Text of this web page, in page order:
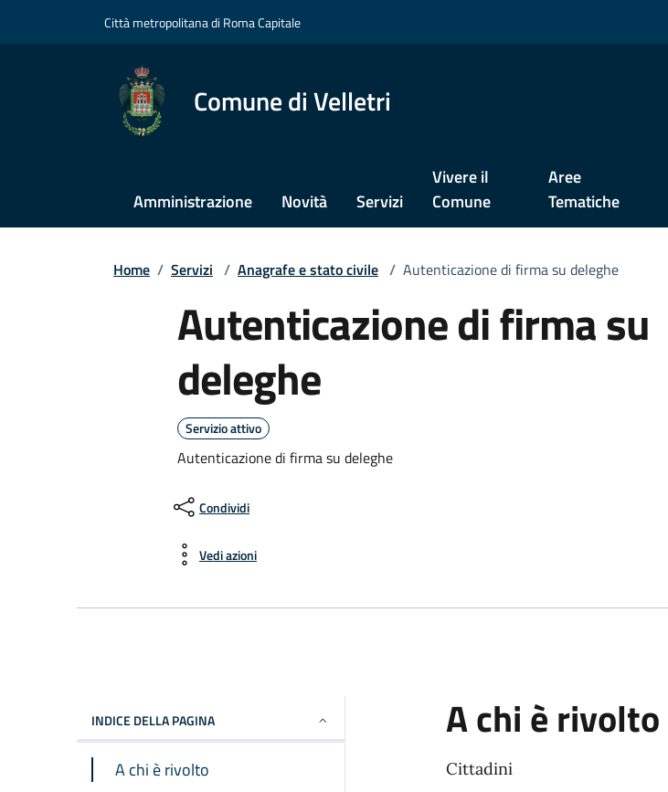
Città metropolitana di Roma Capitale
Comune di Velletri
Amministrazione Novità Servizi
Vivere il
Comune
Aree
Tematiche
Home / Servizi / Anagrafe e stato civile / Autenticazione di firma su deleghe
Autenticazione di firma su
deleghe
Servizio attivo
Autenticazione di firma su deleghe
Condividi
Vedi azioni
INDICE DELLA PAGINA
A chi è rivolto
A chi è rivolto
Cittadini